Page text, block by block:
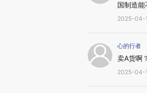
国制造能
2025-04-
心的行者
卖A货啊
2025-04-